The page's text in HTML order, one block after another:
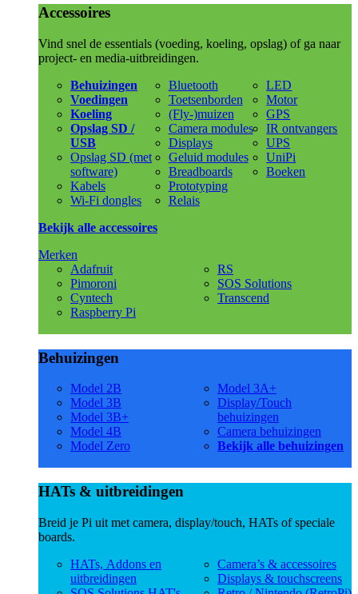
Accessoires
Vind snel de essentials (voeding, koeling, opslag) of ga naar
project- en media-uitbreidingen.
Behuizingen
Voedingen
Koeling
Opslag SD /
USB
Opslag SD (met
software)
Kabels
Wi-Fi dongles
Bluetooth
Toetsenborden
(Fly-)muizen
Camera modules
Displays
Geluid modules
Breadboards
Prototyping
Relais
LED
Motor
GPS
IR ontvangers
UPS
UniPi
Boeken
Bekijk alle accessoires
Merken
Adafruit
Pimoroni
Cyntech
Raspberry Pi
RS
SOS Solutions
Transcend
Behuizingen
Model 2B
Model 3B
Model 3B+
Model 4B
Model Zero
Model 3A+
Display/Touch
behuizingen
Camera behuizingen
Bekijk alle behuizingen
HATs & uitbreidingen
Breid je Pi uit met camera, display/touch, HATs of speciale
boards.
HATs, Addons en
uitbreidingen
Camera’s & accessoires
Displays & touchscreens